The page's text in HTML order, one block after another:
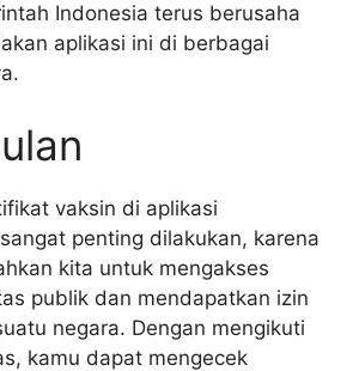
Indonesia terus berusaha
aplikasi ini di berbagai
vaksin di aplikasi
penting dilakukan, karena
kita untuk mengakses
publik dan mendapatkan izin
negara. Dengan mengikuti
kamu dapat mengecek